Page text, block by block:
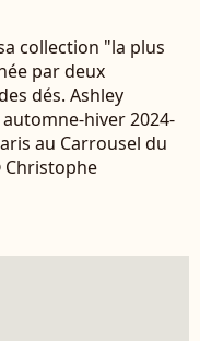
collection "la plus
par deux
dés. Ashley
hiver 2024-
au Carrousel du
Christophe